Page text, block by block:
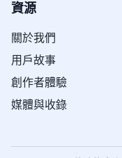
資源
關於我們
用戶故事
創作者體驗
媒體與收錄